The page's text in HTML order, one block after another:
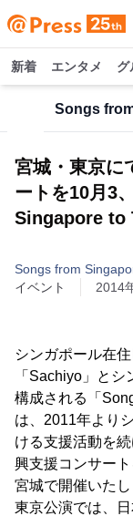
新着 エンタメ グ
宮城・東京に
ートを10月3
Singapore to
Songs from
イベント
2014
シンガポール在
「Sachiyo」と
構成される「
は、2011年より
ける支援活動を
興支援コンサー
宮城で開催いたし
東京公演では、